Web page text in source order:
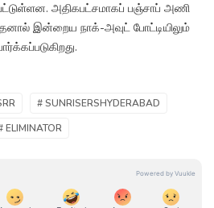
அதிகபட்சமாகப் பஞ்சாப் அணி
இன்றைய நாக்-அவுட் போட்டியிலும்
# SUNRISERSHYDERABAD
ELIMINATOR